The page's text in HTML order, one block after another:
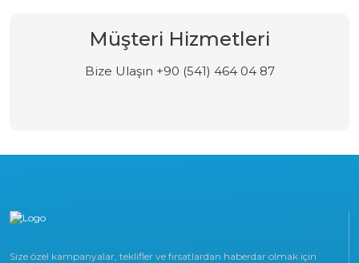
Müşteri Hizmetleri
Bize Ulaşın +90 (541) 464 04 87
Size özel kampanyalar, teklifler ve fırsatlardan haberdar olmak için